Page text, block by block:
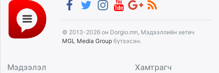
© 2013-2026 он Dorgio.mn, Мэдээллийн хөтөч
MGL Media Group бүтээсэн.
Мэдээлэл Хамтрагч